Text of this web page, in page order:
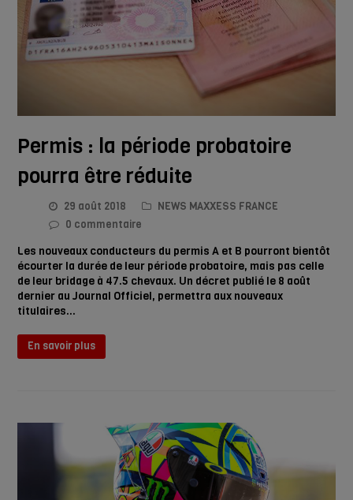
Permis : la période probatoire
pourra être réduite
29 août 2018
NEWS MAXXESS FRANCE
0 commentaire
Les nouveaux conducteurs du permis A et B pourront bientôt
écourter la durée de leur période probatoire, mais pas celle
de leur bridage à 47.5 chevaux. Un décret publié le 8 août
dernier au Journal Officiel, permettra aux nouveaux
titulaires…
En savoir plus